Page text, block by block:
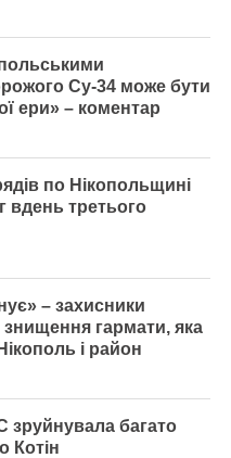
Су-34 може бути
ери» – коментар
по Нікопольщині
вдень третього
– захисники
знищення гармати, яка
і район
зруйнувала багато
Котін